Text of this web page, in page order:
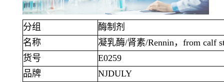
分组
酶制剂
名称
凝乳酶/肾素/Rennin， from calf
货号
E0259
品牌
NJDULY